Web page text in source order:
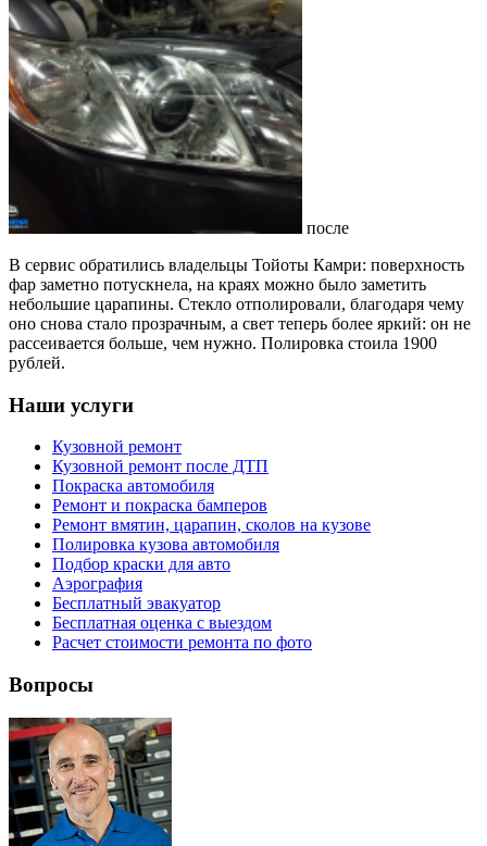
после
В сервис обратились владельцы Тойоты Камри: поверхность
фар заметно потускнела, на краях можно было заметить
небольшие царапины. Стекло отполировали, благодаря чему
оно снова стало прозрачным, а свет теперь более яркий: он не
рассеивается больше, чем нужно. Полировка стоила 1900
рублей.
Наши услуги
Кузовной ремонт
Кузовной ремонт после ДТП
Покраска автомобиля
Ремонт и покраска бамперов
Ремонт вмятин, царапин, сколов на кузове
Полировка кузова автомобиля
Подбор краски для авто
Аэрография
Бесплатный эвакуатор
Бесплатная оценка с выездом
Расчет стоимости ремонта по фото
Вопросы